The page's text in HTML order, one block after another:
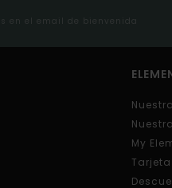
en el email de bienvenida
My